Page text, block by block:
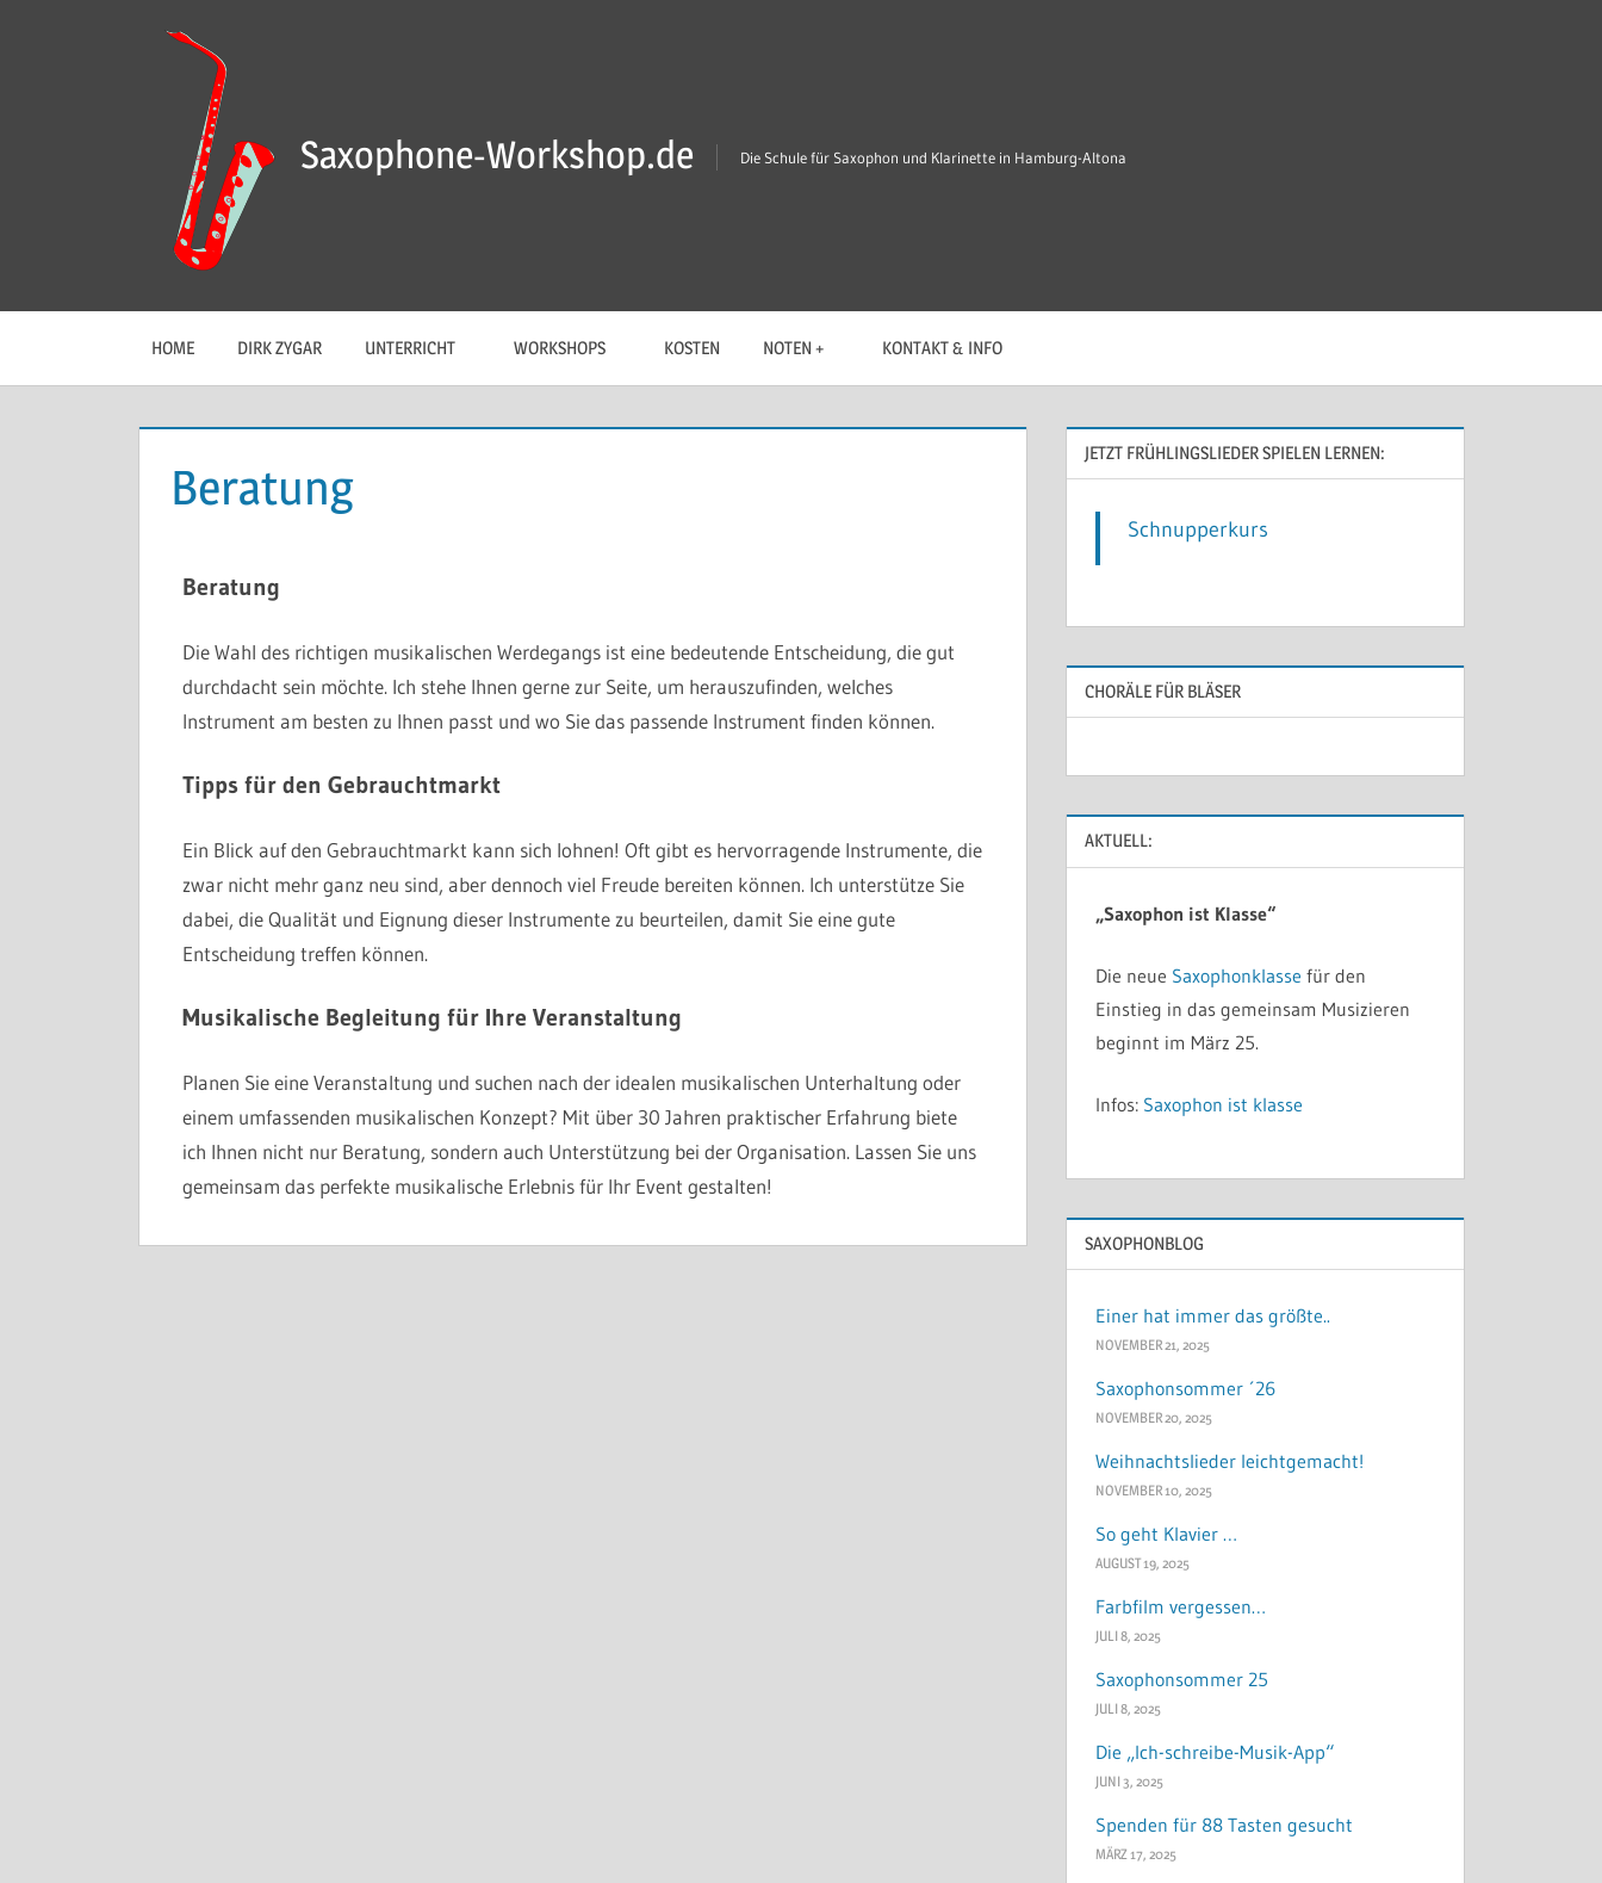
Saxophone-Workshop.de Die Schule für Saxophon und Klarinette in Hamburg-Altona
HOME DIRK ZYGAR UNTERRICHT WORKSHOPS KOSTEN NOTEN + KONTAKT & INFO
Beratung
Beratung
Die Wahl des richtigen musikalischen Werdegangs ist eine bedeutende Entscheidung, die gut
durchdacht sein möchte. Ich stehe Ihnen gerne zur Seite, um herauszufinden, welches
Instrument am besten zu Ihnen passt und wo Sie das passende Instrument finden können.
Tipps für den Gebrauchtmarkt
Ein Blick auf den Gebrauchtmarkt kann sich lohnen! Oft gibt es hervorragende Instrumente, die
zwar nicht mehr ganz neu sind, aber dennoch viel Freude bereiten können. Ich unterstütze Sie
dabei, die Qualität und Eignung dieser Instrumente zu beurteilen, damit Sie eine gute
Entscheidung treffen können.
Musikalische Begleitung für Ihre Veranstaltung
Planen Sie eine Veranstaltung und suchen nach der idealen musikalischen Unterhaltung oder
einem umfassenden musikalischen Konzept? Mit über 30 Jahren praktischer Erfahrung biete
ich Ihnen nicht nur Beratung, sondern auch Unterstützung bei der Organisation. Lassen Sie uns
gemeinsam das perfekte musikalische Erlebnis für Ihr Event gestalten!
JETZT FRÜHLINGSLIEDER SPIELEN LERNEN:
Schnupperkurs
CHORÄLE FÜR BLÄSER
AKTUELL:
„Saxophon ist Klasse“
Die neue Saxophonklasse für den
Einstieg in das gemeinsam Musizieren
beginnt im März 25.
Infos: Saxophon ist klasse
SAXOPHONBLOG
Einer hat immer das größte..
NOVEMBER 21, 2025
Saxophonsommer ´26
NOVEMBER 20, 2025
Weihnachtslieder leichtgemacht!
NOVEMBER 10, 2025
So geht Klavier …
AUGUST 19, 2025
Farbfilm vergessen…
JULI 8, 2025
Saxophonsommer 25
JULI 8, 2025
Die „Ich-schreibe-Musik-App“
JUNI 3, 2025
Spenden für 88 Tasten gesucht
MÄRZ 17, 2025